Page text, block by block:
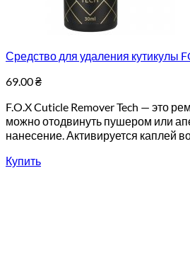
Средство для удаления кутикулы
69.00₴
F.O.X Cuticle Remover Tech — это
можно отодвинуть пушером или
нанесение. Активируется каплей
Купить